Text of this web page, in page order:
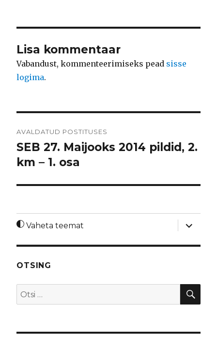
Lisa kommentaar
Vabandust, kommenteerimiseks pead sisse
logima.
AVALDATUD POSTITUSES
SEB 27. Maijooks 2014 pildid, 2.
km – 1. osa
Vaheta teemat
laienda
OTSING
Otsi: